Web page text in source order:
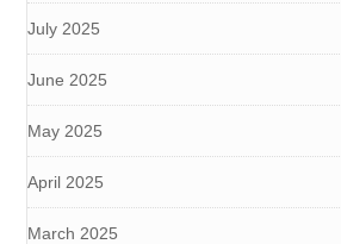
July 2025
June 2025
May 2025
April 2025
March 2025